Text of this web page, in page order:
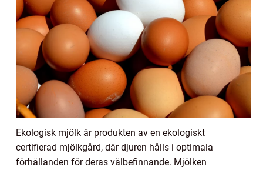
Ekologisk mjölk är produkten av en ekologiskt
certifierad mjölkgård, där djuren hålls i optimala
förhållanden för deras välbefinnande. Mjölken